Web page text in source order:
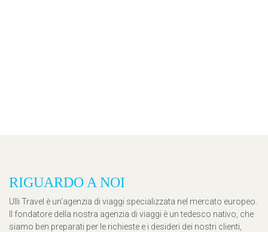
RIGUARDO A NOI
Ulli Travel è un'agenzia di viaggi specializzata nel mercato europeo.
Il fondatore della nostra agenzia di viaggi è un tedesco nativo, che
siamo ben preparati per le richieste e i desideri dei nostri clienti,